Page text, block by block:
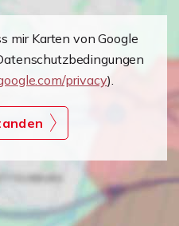
mir Karten von Google
privacy).